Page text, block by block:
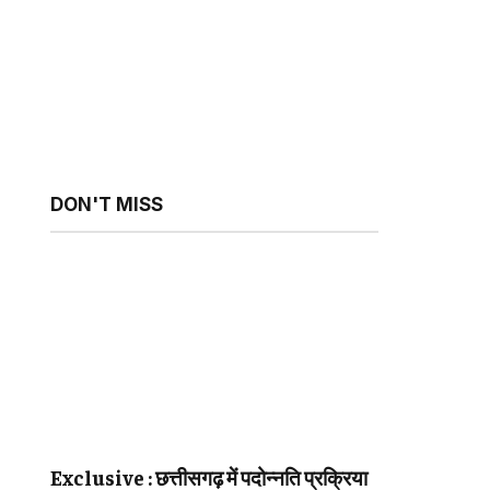
DON'T MISS
Exclusive : छत्तीसगढ़ में पदोन्नति प्रक्रिया